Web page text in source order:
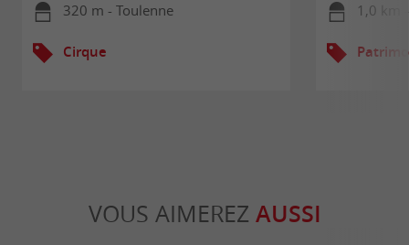
320 m - Toulenne
Cirque
1,0 km
VOUS AIMEREZ AUSSI